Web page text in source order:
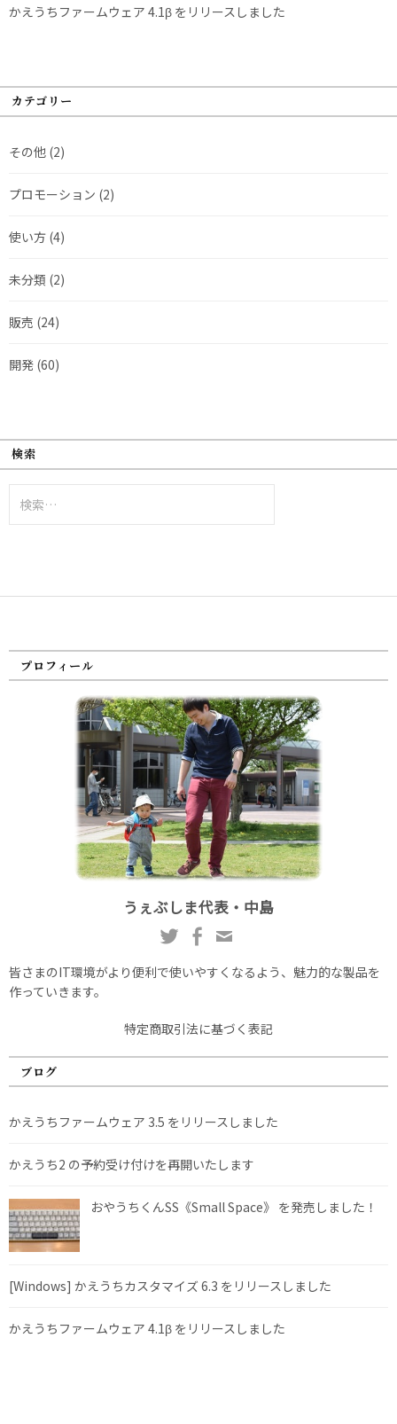
かえうちファームウェア 4.1β をリリースしました
カテゴリー
その他 (2)
プロモーション (2)
使い方 (4)
未分類 (2)
販売 (24)
開発 (60)
検索
索:
プロフィール
うぇぶしま代表・中島
皆さまのIT環境がより便利で使いやすくなるよう、魅力的な製品を
作っていきます。
特定商取引法に基づく表記
ブログ
かえうちファームウェア 3.5 をリリースしました
かえうち2 の予約受け付けを再開いたします
おやうちくんSS《Small Space》 を発売しました！
[Windows] かえうちカスタマイズ 6.3 をリリースしました
かえうちファームウェア 4.1β をリリースしました